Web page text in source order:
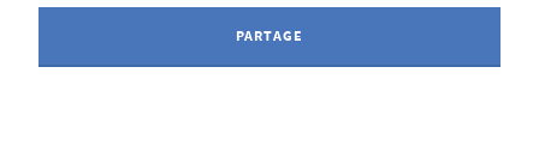
PARTAGE